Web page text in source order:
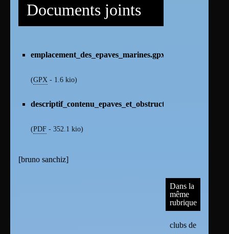
Documents joints
emplacement_des_epaves_marines.gpx
(GPX - 1.6 kio)
descriptif_contenu_epaves_et_obstructions_2023.pdf
(PDF - 352.1 kio)
[bruno sanchiz]
Dans la
même
rubrique
clubs de